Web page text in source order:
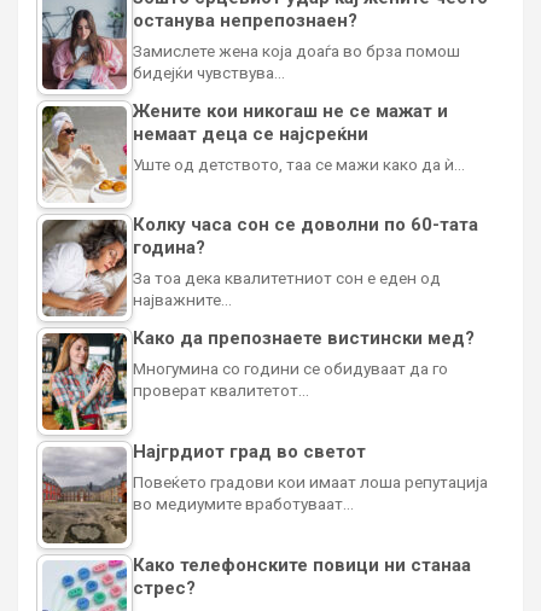
останува непрепознаен?
Замислете жена која доаѓа во брза помош
бидејќи чувствува…
Жените кои никогаш не се мажат и
немаат деца се најсреќни
Уште од детството, таа се мажи како да ѝ…
Колку часа сон се доволни по 60-тата
година?
За тоа дека квалитетниот сон е еден од
најважните…
Како да препознаете вистински мед?
Многумина со години се обидуваат да го
проверат квалитетот…
Најгрдиот град во светот
Повеќето градови кои имаат лоша репутација
во медиумите вработуваат…
Како телефонските повици ни станаа
стрес?